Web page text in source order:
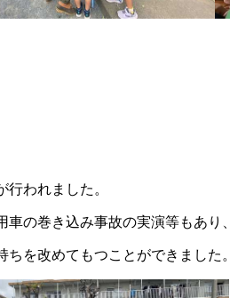
われました。
の巻き込み事故の実演等もあり、
を改めてもつことができました。